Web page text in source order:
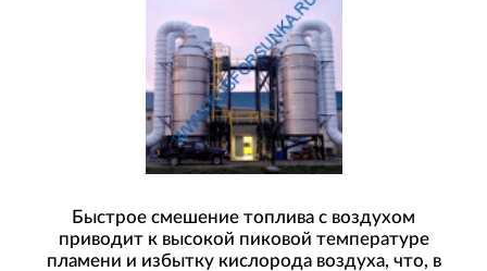
Быстрое смешение топлива с воздухом
приводит к высокой пиковой температуре
пламени и избытку кислорода воздуха, что, в